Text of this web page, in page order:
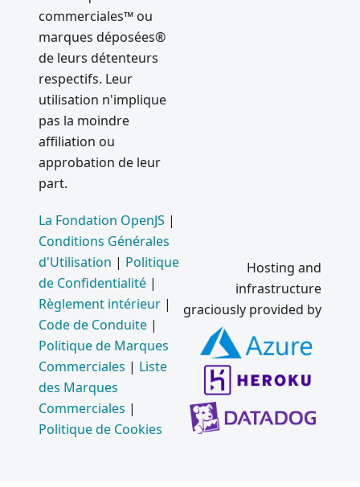
commerciales™ ou
marques déposées®
de leurs détenteurs
respectifs. Leur
utilisation n'implique
pas la moindre
affiliation ou
approbation de leur
part.
La Fondation OpenJS |
Conditions Générales
d'Utilisation | Politique
de Confidentialité |
Règlement intérieur |
Code de Conduite |
Politique de Marques
Commerciales | Liste
des Marques
Commerciales |
Politique de Cookies
Hosting and
infrastructure
graciously provided by